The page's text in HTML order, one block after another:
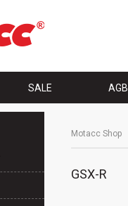
SALE AGB
Motacc Shop
GSX-R